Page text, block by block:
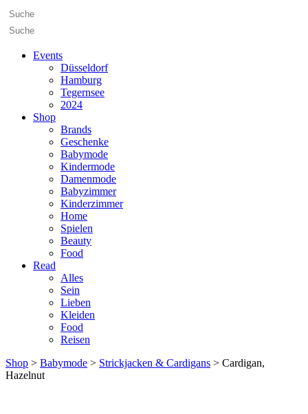
Events
Düsseldorf
Hamburg
Tegernsee
2024
Shop
Brands
Geschenke
Babymode
Kindermode
Damenmode
Babyzimmer
Kinderzimmer
Home
Spielen
Beauty
Food
Read
Alles
Sein
Lieben
Kleiden
Food
Reisen
Shop > Babymode > Strickjacken & Cardigans > Cardigan,
Hazelnut